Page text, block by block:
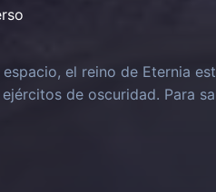
el reino de Eternia
de oscuridad. Para